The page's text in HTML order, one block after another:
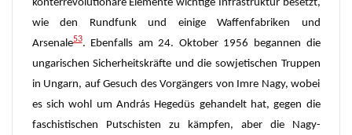
konterrevolutionäre Elemente wichtige Infrastruktur besetzt,
wie den Rundfunk und einige Waffenfabriken und
Arsenale53. Ebenfalls am 24. Oktober 1956 begannen die
ungarischen Sicherheitskräfte und die sowjetischen Truppen
in Ungarn, auf Gesuch des Vorgängers von Imre Nagy, wobei
es sich wohl um András Hegedüs gehandelt hat, gegen die
faschistischen Putschisten zu kämpfen, aber die Nagy-